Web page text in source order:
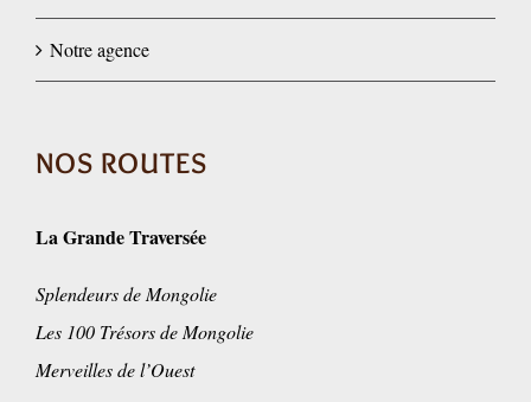
Notre agence
NOS ROUTES
La Grande Traversée
Splendeurs de Mongolie
Les 100 Trésors de Mongolie
Merveilles de l’Ouest